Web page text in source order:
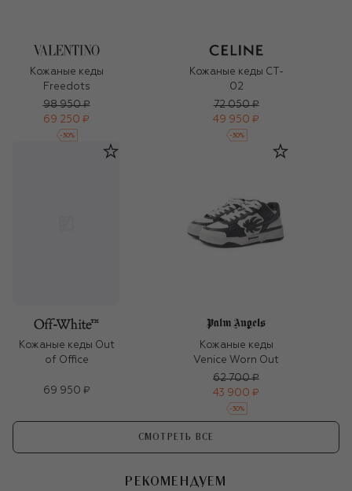
Кожаные кеды
Freedots
98 950 ₽
69 250 ₽
-30%
Кожаные кеды CT-
02
72 050 ₽
49 950 ₽
-30%
Кожаные кеды Out
of Office
69 950 ₽
Кожаные кеды
Venice Worn Out
62 700 ₽
43 900 ₽
-30%
СМОТРЕТЬ ВСЕ
РЕКОМЕНДУЕМ